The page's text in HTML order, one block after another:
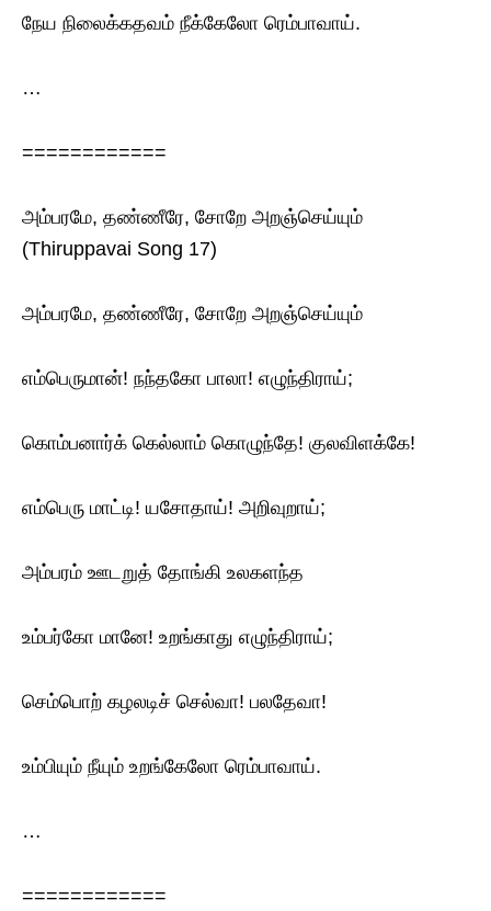
நேய நிலைக்கதவம் நீக்கேலோ ரெம்பாவாய்.
…
============
அம்பரமே, தண்ணீரே, சோறே அறஞ்செய்யும்
(Thiruppavai Song 17)
அம்பரமே, தண்ணீரே, சோறே அறஞ்செய்யும்
எம்பெருமான்! நந்தகோ பாலா! எழுந்திராய்;
கொம்பனார்க் கெல்லாம் கொழுந்தே! குலவிளக்கே!
எம்பெரு மாட்டி! யசோதாய்! அறிவுறாய்;
அம்பரம் ஊடறுத் தோங்கி உலகளந்த
உம்பர்கோ மானே! உறங்காது எழுந்திராய்;
செம்பொற் கழலடிச் செல்வா! பலதேவா!
உம்பியும் நீயும் உறங்கேலோ ரெம்பாவாய்.
…
============